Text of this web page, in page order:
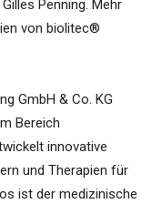
Penning. Mehr
von biolitec®
GmbH & Co. KG
Bereich
innovative
und Therapien für
ist der medizinische